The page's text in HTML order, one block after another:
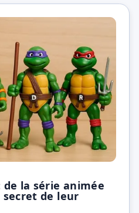
de la série animée
secret de leur